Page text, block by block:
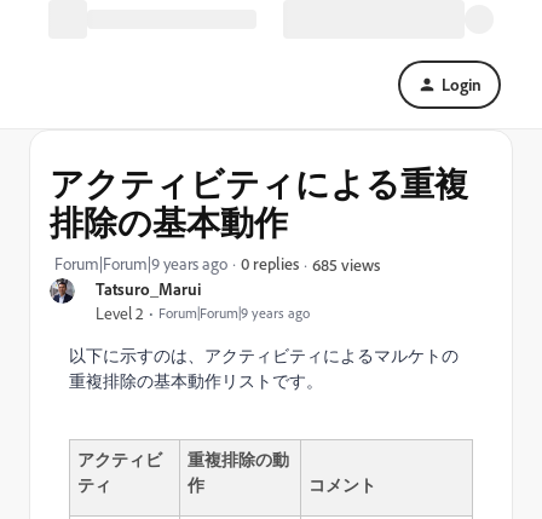
Login
Tatsuro_Marui
Level 2 Forum|Forum|9 years ago
アクティビティによる重複
排除の基本動作
Forum|Forum|9 years ago 0 replies 685 views
以下に示すのは、アクティビティによるマルケトの
重複排除の基本動作リストです。
アクティビ
ティ
重複排除の動
作
コメント